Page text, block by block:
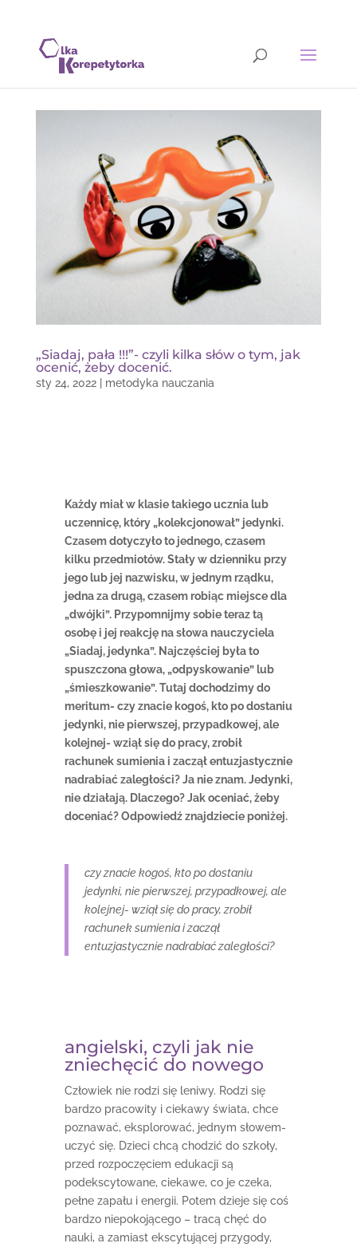
„Siadaj, pała !!!”- czyli kilka słów o tym, jak
ocenić, żeby docenić.
sty 24, 2022| metodyka nauczania
Każdy miał w klasie takiego ucznia lub
uczennicę, który „kolekcjonował” jedynki.
Czasem dotyczyło to jednego, czasem
kilku przedmiotów. Stały w dzienniku przy
jego lub jej nazwisku, w jednym rządku,
jedna za drugą, czasem robiąc miejsce dla
„dwójki”. Przypomnijmy sobie teraz tą
osobę i jej reakcję na słowa nauczyciela
„Siadaj, jedynka”. Najczęściej była to
spuszczona głowa, „odpyskowanie” lub
„śmieszkowanie”. Tutaj dochodzimy do
meritum- czy znacie kogoś, kto po dostaniu
jedynki, nie pierwszej, przypadkowej, ale
kolejnej- wziął się do pracy, zrobił
rachunek sumienia i zaczął entuzjastycznie
nadrabiać zaległości?Ja nie znam. Jedynki,
nie działają. Dlaczego? Jak oceniać, żeby
doceniać? Odpowiedź znajdziecie poniżej.
czy znacie kogoś, kto po dostaniu
jedynki, nie pierwszej, przypadkowej, ale
kolejnej- wziął się do pracy, zrobił
rachunek sumienia i zaczął
entuzjastycznie nadrabiać zaległości?
angielski, czyli jak nie
zniechęcić do nowego
Człowiek nie rodzi się leniwy. Rodzi się
bardzo pracowity i ciekawy świata, chce
poznawać, eksplorować, jednym słowem-
uczyć się. Dzieci chcą chodzić do szkoły,
przed rozpoczęciem edukacji są
podekscytowane, ciekawe, co je czeka,
pełne zapału i energii. Potem dzieje się coś
bardzo niepokojącego – tracą chęć do
nauki, a zamiast ekscytującej przygody,